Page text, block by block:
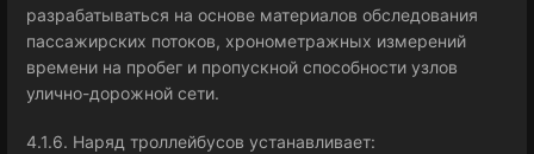
разрабатываться на основе материалов обследования
пассажирских потоков, хронометражных измерений
времени на пробег и пропускной способности узлов
улично-дорожной сети.
4.1.6. Наряд троллейбусов устанавливает: